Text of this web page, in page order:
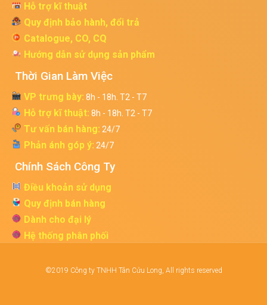
Hỗ trợ kĩ thuật
Quy định bảo hành, đổi trả
Catalogue, CO, CQ
Hướng dẫn sử dụng sản phẩm
Thời Gian Làm Việc
VP trưng bày: 8h - 18h. T2 - T7
Hỗ trợ kĩ thuật: 8h - 18h. T2 - T7
Tư vấn bán hàng: 24/7
Phản ánh góp ý: 24/7
Chính Sách Công Ty
Điều khoản sử dụng
Quy định bán hàng
Dành cho đại lý
Hệ thống phân phối
©2019 Công ty TNHH Tân Cửu Long, All rights reserved